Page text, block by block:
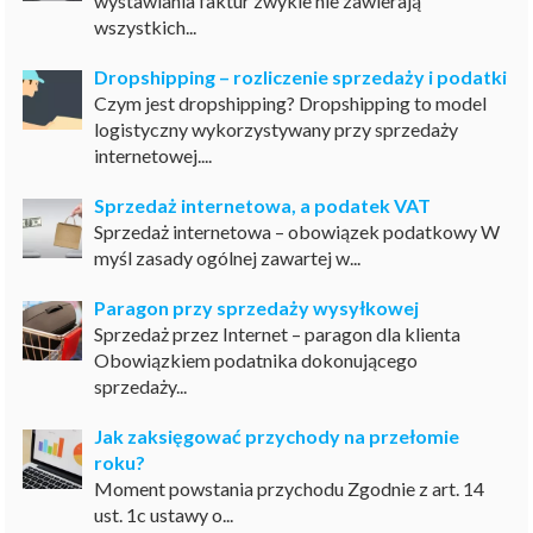
wszystkich...
Dropshipping – rozliczenie sprzedaży i podatki
Czym jest dropshipping? Dropshipping to model
logistyczny wykorzystywany przy sprzedaży
internetowej....
Sprzedaż internetowa, a podatek VAT
Sprzedaż internetowa – obowiązek podatkowy W
myśl zasady ogólnej zawartej w...
Paragon przy sprzedaży wysyłkowej
Sprzedaż przez Internet – paragon dla klienta
Obowiązkiem podatnika dokonującego
sprzedaży...
Jak zaksięgować przychody na przełomie
roku?
Moment powstania przychodu Zgodnie z art. 14
ust. 1c ustawy o...